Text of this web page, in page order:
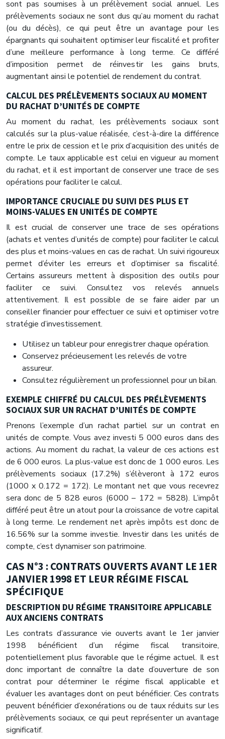
sont pas soumises à un prélèvement social annuel. Les
prélèvements sociaux ne sont dus qu’au moment du rachat
(ou du décès), ce qui peut être un avantage pour les
épargnants qui souhaitent optimiser leur fiscalité et profiter
d’une meilleure performance à long terme. Ce différé
d’imposition permet de réinvestir les gains bruts,
augmentant ainsi le potentiel de rendement du contrat.
CALCUL DES PRÉLÈVEMENTS SOCIAUX AU MOMENT
DU RACHAT D’UNITÉS DE COMPTE
Au moment du rachat, les prélèvements sociaux sont
calculés sur la plus-value réalisée, c’est-à-dire la différence
entre le prix de cession et le prix d’acquisition des unités de
compte. Le taux applicable est celui en vigueur au moment
du rachat, et il est important de conserver une trace de ses
opérations pour faciliter le calcul.
IMPORTANCE CRUCIALE DU SUIVI DES PLUS ET
MOINS-VALUES EN UNITÉS DE COMPTE
Il est crucial de conserver une trace de ses opérations
(achats et ventes d’unités de compte) pour faciliter le calcul
des plus et moins-values en cas de rachat. Un suivi rigoureux
permet d’éviter les erreurs et d’optimiser sa fiscalité.
Certains assureurs mettent à disposition des outils pour
faciliter ce suivi. Consultez vos relevés annuels
attentivement. Il est possible de se faire aider par un
conseiller financier pour effectuer ce suivi et optimiser votre
stratégie d’investissement.
Utilisez un tableur pour enregistrer chaque opération.
Conservez précieusement les relevés de votre
assureur.
Consultez régulièrement un professionnel pour un bilan.
EXEMPLE CHIFFRÉ DU CALCUL DES PRÉLÈVEMENTS
SOCIAUX SUR UN RACHAT D’UNITÉS DE COMPTE
Prenons l’exemple d’un rachat partiel sur un contrat en
unités de compte. Vous avez investi 5 000 euros dans des
actions. Au moment du rachat, la valeur de ces actions est
de 6 000 euros. La plus-value est donc de 1 000 euros. Les
prélèvements sociaux (17.2%) s’élèveront à 172 euros
(1000 x 0.172 = 172). Le montant net que vous recevrez
sera donc de 5 828 euros (6000 – 172 = 5828). L’impôt
différé peut être un atout pour la croissance de votre capital
à long terme. Le rendement net après impôts est donc de
16.56% sur la somme investie. Investir dans les unités de
compte, c’est dynamiser son patrimoine.
CAS N°3 : CONTRATS OUVERTS AVANT LE 1ER
JANVIER 1998 ET LEUR RÉGIME FISCAL
SPÉCIFIQUE
DESCRIPTION DU RÉGIME TRANSITOIRE APPLICABLE
AUX ANCIENS CONTRATS
Les contrats d’assurance vie ouverts avant le 1er janvier
1998 bénéficient d’un régime fiscal transitoire,
potentiellement plus favorable que le régime actuel. Il est
donc important de connaître la date d’ouverture de son
contrat pour déterminer le régime fiscal applicable et
évaluer les avantages dont on peut bénéficier. Ces contrats
peuvent bénéficier d’exonérations ou de taux réduits sur les
prélèvements sociaux, ce qui peut représenter un avantage
significatif.